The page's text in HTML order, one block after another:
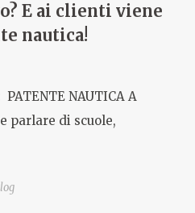
E ai clienti viene
nautica!
PATENTE NAUTICA A
parlare di scuole,